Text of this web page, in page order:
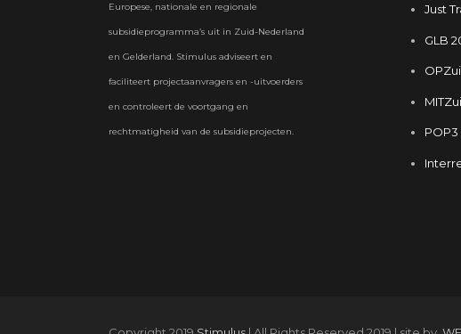
Europese, nationale en regionale
subsidieprogramma’s uit in Zuid-Nederland
en Gelderland. Stimulus adviseert en
faciliteert projectaanvragers en -uitvoerders
en controleert de voortgang en
rechtmatigheid van de subsidieprojecten.
Just
GLB